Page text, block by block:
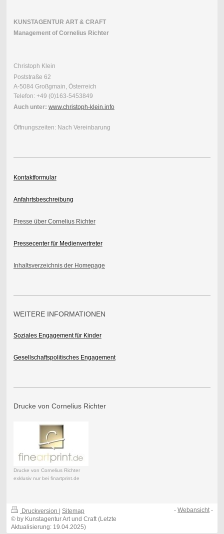
KUNSTAGENTUR ART & CRAFT
Management of Cornelius Richter
Christoph Klein
Poststraße 62
A-5084 Großgmain, Österreich
Telefon: +49 (0)163-5453849
Auch unter: www.christoph-klein.info
Öffnungszeiten: Nach Vereinbarung
Kontaktformular
Anfahrtsbeschreibung
Presse über Cornelius Richter
Pressecenter für Medienvertreter
Inhaltsverzeichnis der Homepage
WEITERE INFORMATIONEN
Soziales Engagement für Kinder
Gesellschaftspolitisches Engagement
Drucke von Cornelius Richter
Drucke von Cornelius Richter
exklusiv nur bei finartprint.de
Druckversion | Sitemap
© by Kunstagentur Art und Craft (Letzte
Aktualisierung: 19.04.2025)
-Webansicht -